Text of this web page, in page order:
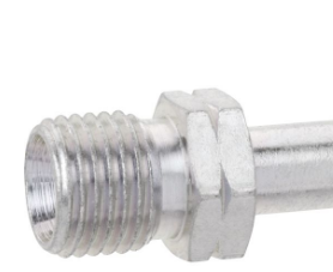
下载
使用指南